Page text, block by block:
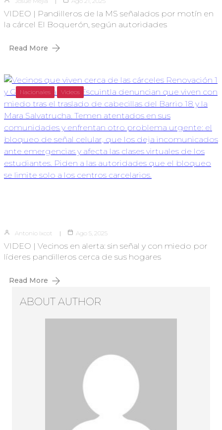
VIDEO | Pandilleros de la MS señalados por motín en
la cárcel El Boquerón, según autoridades
Read More
Nacionales Videos
Antonio Ixcot Ago 5, 2025
VIDEO | Vecinos en alerta: sin señal y con miedo por
líderes pandilleros cerca de sus hogares
Read More
ABOUT AUTHOR